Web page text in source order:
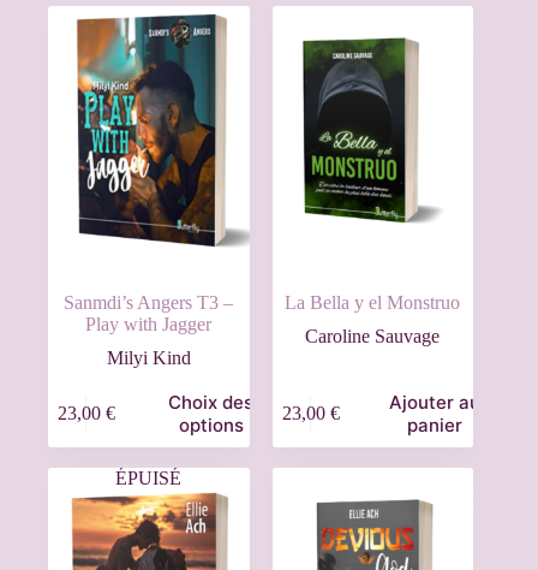
Sanmdi’s Angers T3 –
Play with Jagger
Milyi Kind
23,00 €
Choix des
options
La Bella y el Monstruo
Caroline Sauvage
23,00 €
Ajouter au
panier
ÉPUISÉ